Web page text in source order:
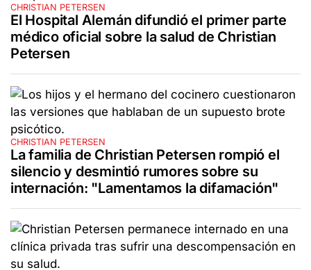
CHRISTIAN PETERSEN
El Hospital Alemán difundió el primer parte
médico oficial sobre la salud de Christian
Petersen
CHRISTIAN PETERSEN
La familia de Christian Petersen rompió el
silencio y desmintió rumores sobre su
internación: "Lamentamos la difamación"